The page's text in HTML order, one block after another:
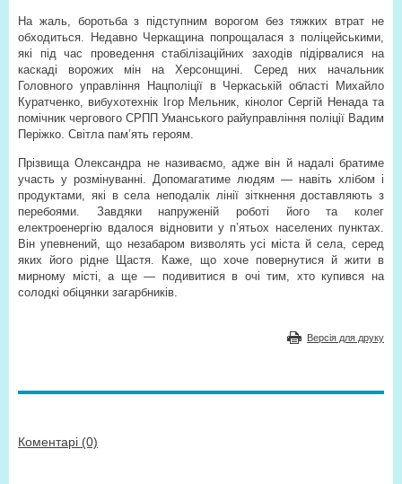
На жаль, боротьба з підступним ворогом без тяжких втрат не
обходиться. Недавно Черкащина попрощалася з поліцейськими,
які під час проведення стабілізаційних заходів підірвалися на
каскаді ворожих мін на Херсонщині. Серед них начальник
Головного управління Нацполіції в Черкаській області Михайло
Куратченко, вибухотехнік Ігор Мельник, кінолог Сергій Ненада та
помічник чергового СРПП Уманського райуправління поліції Вадим
Періжко. Світла пам’ять героям.
Прізвища Олександра не називаємо, адже він й надалі братиме
участь у розмінуванні. Допомагатиме людям — навіть хлібом і
продуктами, які в села неподалік лінії зіткнення доставляють з
перебоями. Завдяки напруженій роботі його та колег
електроенергію вдалося відновити у п’ятьох населених пунктах.
Він упевнений, що незабаром визволять усі міста й села, серед
яких його рідне Щастя. Каже, що хоче повернутися й жити в
мирному місті, а ще — подивитися в очі тим, хто купився на
солодкі обіцянки загарбників.
Версія для друку
Коментарі (0)